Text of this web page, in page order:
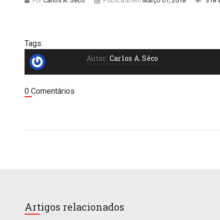
Tags:
Autor: Carlos A. Sêco
0 Comentários
Artigos relacionados